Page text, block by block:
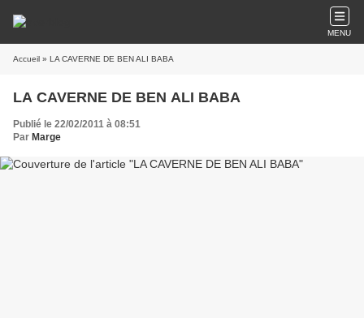
MENU
Accueil » LA CAVERNE DE BEN ALI BABA
LA CAVERNE DE BEN ALI BABA
Publié le 22/02/2011 à 08:51
Par Marge